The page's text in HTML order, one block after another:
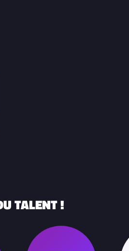
TALENT !